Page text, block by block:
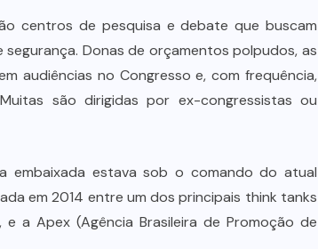
centros de pesquisa e debate que buscam
Donas de orçamentos polpudos, as
audiências no Congresso e, com frequência,
são dirigidas por ex-congressistas ou
embaixada estava sob o comando do atual
em 2014 entre um dos principais think tanks
a Apex (Agência Brasileira de Promoção de